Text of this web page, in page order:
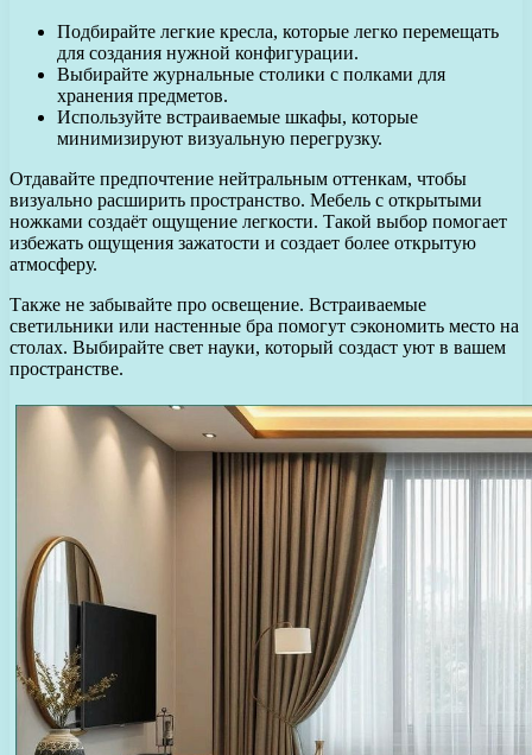
Подбирайте легкие кресла, которые легко перемещать
для создания нужной конфигурации.
Выбирайте журнальные столики с полками для
хранения предметов.
Используйте встраиваемые шкафы, которые
минимизируют визуальную перегрузку.
Отдавайте предпочтение нейтральным оттенкам, чтобы
визуально расширить пространство. Мебель с открытыми
ножками создаёт ощущение легкости. Такой выбор помогает
избежать ощущения зажатости и создает более открытую
атмосферу.
Также не забывайте про освещение. Встраиваемые
светильники или настенные бра помогут сэкономить место на
столах. Выбирайте свет науки, который создаст уют в вашем
пространстве.